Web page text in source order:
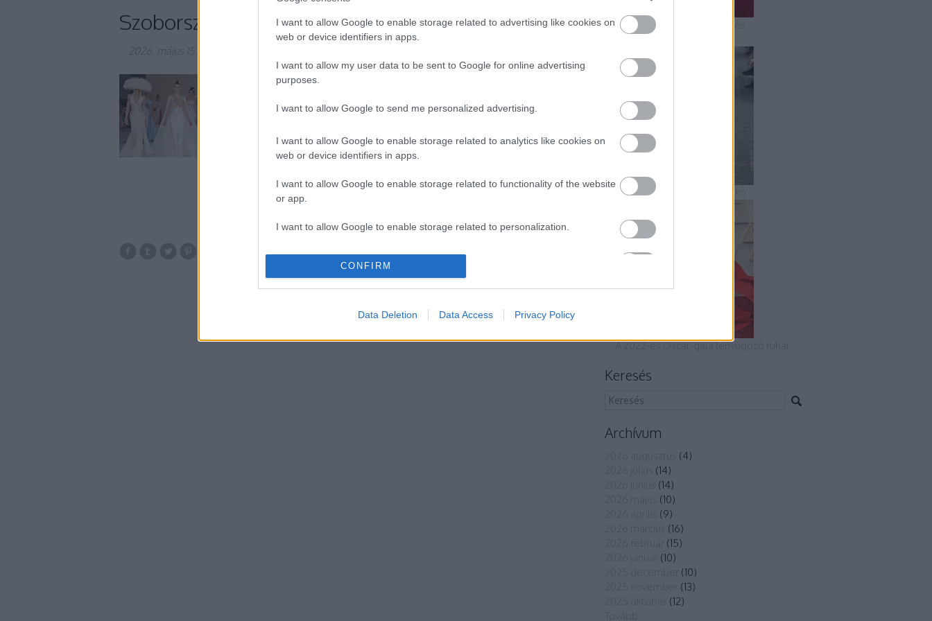
I want to allow Google to enable storage related to advertising like cookies on
web or device identifiers in apps.
I want to allow my user data to be sent to Google for online advertising
purposes.
I want to allow Google to send me personalized advertising.
I want to allow Google to enable storage related to analytics like cookies on
web or device identifiers in apps.
I want to allow Google to enable storage related to functionality of the website
or app.
I want to allow Google to enable storage related to personalization.
I want to allow Google to enable storage related to security, including
CONFIRM
Data Deletion Data Access Privacy Policy
Szoborszerű ragyogás Tamara Ralph kifutóján
2026. május 15.
Tamara Ralph 2026-os tavaszi-nyári couture kollekciója, a La Lumière
legfegyelmezettebb vízióját tárta a párizsi Pavillon Cambon közönsége elé.
művészet erő elegancia
couture 2026 gyöngyök Paris díszítések Paris Fashion Week
Ralph red carpet dress kézi kidolgozás kortárs divat
A 2019-es Oscar-gála mesés
15 szupermenő strandszerkó
A 2022-es Oscar-gála lenyűgöző ruhái
Keresés
Archívum
(4)
(14)
(14)
(10)
(9)
(16)
(15)
(10)
(10)
(13)
(12)